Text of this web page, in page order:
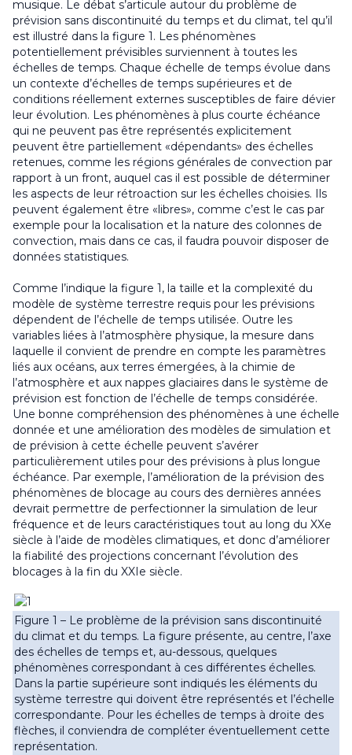
musique. Le débat s’articule autour du problème de
prévision sans discontinuité du temps et du climat, tel qu’il
est illustré dans la figure 1. Les phénomènes
potentiellement prévisibles surviennent à toutes les
échelles de temps. Chaque échelle de temps évolue dans
un contexte d’échelles de temps supérieures et de
conditions réellement externes susceptibles de faire dévier
leur évolution. Les phénomènes à plus courte échéance
qui ne peuvent pas être représentés explicitement
peuvent être partiellement «dépendants» des échelles
retenues, comme les régions générales de convection par
rapport à un front, auquel cas il est possible de déterminer
les aspects de leur rétroaction sur les échelles choisies. Ils
peuvent également être «libres», comme c’est le cas par
exemple pour la localisation et la nature des colonnes de
convection, mais dans ce cas, il faudra pouvoir disposer de
données statistiques.
Comme l’indique la figure 1, la taille et la complexité du
modèle de système terrestre requis pour les prévisions
dépendent de l’échelle de temps utilisée. Outre les
variables liées à l’atmosphère physique, la mesure dans
laquelle il convient de prendre en compte les paramètres
liés aux océans, aux terres émergées, à la chimie de
l’atmosphère et aux nappes glaciaires dans le système de
prévision est fonction de l’échelle de temps considérée.
Une bonne compréhension des phénomènes à une échelle
donnée et une amélioration des modèles de simulation et
de prévision à cette échelle peuvent s’avérer
particulièrement utiles pour des prévisions à plus longue
échéance. Par exemple, l’amélioration de la prévision des
phénomènes de blocage au cours des dernières années
devrait permettre de perfectionner la simulation de leur
fréquence et de leurs caractéristiques tout au long du XXe
siècle à l’aide de modèles climatiques, et donc d’améliorer
la fiabilité des projections concernant l’évolution des
blocages à la fin du XXIe siècle.
Figure 1 – Le problème de la prévision sans discontinuité
du climat et du temps. La figure présente, au centre, l’axe
des échelles de temps et, au-dessous, quelques
phénomènes correspondant à ces différentes échelles.
Dans la partie supérieure sont indiqués les éléments du
système terrestre qui doivent être représentés et l’échelle
correspondante. Pour les échelles de temps à droite des
flèches, il conviendra de compléter éventuellement cette
représentation.